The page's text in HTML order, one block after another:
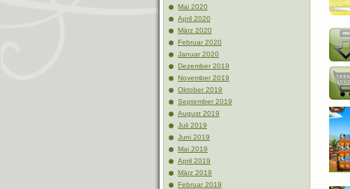
Mai 2020
April 2020
März 2020
Februar 2020
Januar 2020
Dezember 2019
November 2019
Oktober 2019
September 2019
August 2019
Juli 2019
Juni 2019
Mai 2019
April 2019
März 2019
Februar 2019